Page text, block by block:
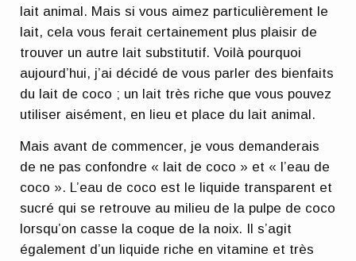
lait animal. Mais si vous aimez particulièrement le
lait, cela vous ferait certainement plus plaisir de
trouver un autre lait substitutif. Voilà pourquoi
aujourd’hui, j’ai décidé de vous parler des bienfaits
du lait de coco ; un lait très riche que vous pouvez
utiliser aisément, en lieu et place du lait animal.
Mais avant de commencer, je vous demanderais
de ne pas confondre « lait de coco » et « l’eau de
coco ». L’eau de coco est le liquide transparent et
sucré qui se retrouve au milieu de la pulpe de coco
lorsqu’on casse la coque de la noix. Il s’agit
également d’un liquide riche en vitamine et très